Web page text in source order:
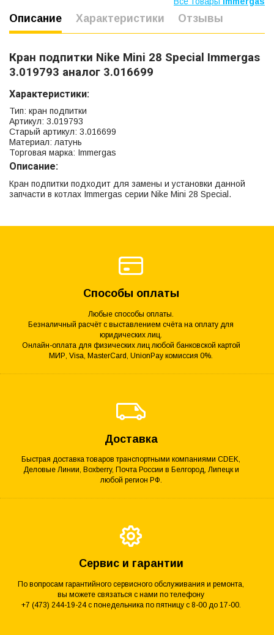
Описание Характеристики Отзывы
Кран подпитки Nike Mini 28 Special Immergas
3.019793 аналог 3.016699
Характеристики:
Тип: кран подпитки
Артикул: 3.019793
Старый артикул: 3.016699
Материал: латунь
Торговая марка: Immergas
Описание:
Кран подпитки подходит для замены и установки данной
запчасти в котлах Immergas серии Nike Mini 28 Special.
Способы оплаты
Любые способы оплаты.
Безналичный расчёт с выставлением счёта на оплату для
юридических лиц.
Онлайн-оплата для физических лиц любой банковской картой
МИР, Visa, MasterCard, UnionPay комиссия 0%.
Доставка
Быстрая доставка товаров транспортными компаниями CDEK,
Деловые Линии, Boxberry, Почта России в Белгород, Липецк и
любой регион РФ.
Сервис и гарантии
По вопросам гарантийного сервисного обслуживания и ремонта,
вы можете связаться с нами по телефону
+7 (473) 244-19-24 с понедельника по пятницу с 8-00 до 17-00.